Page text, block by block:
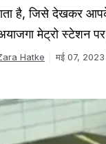
है, जिसे देखकर
मेट्रो स्टेशन
Hatke मई 07,